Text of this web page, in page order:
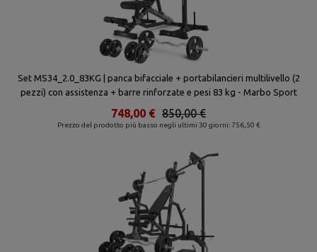
Set MS34_2.0_83KG | panca bifacciale + portabilancieri multilivello (2
pezzi) con assistenza + barre rinforzate e pesi 83 kg - Marbo Sport
Prezzo del prodotto più basso negli ultimi 30 giorni: 756,50 €
850,00 €
748,00 €